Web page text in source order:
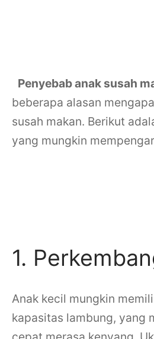
Penyebab anak susah
beberapa alasan
susah makan. Berikut
yang mungkin
1.
Anak kecil mungkin
kapasitas lambung, yang